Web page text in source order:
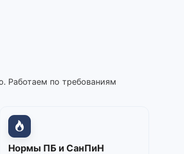
Работаем по требованиям
Нормы ПБ и СанПиН